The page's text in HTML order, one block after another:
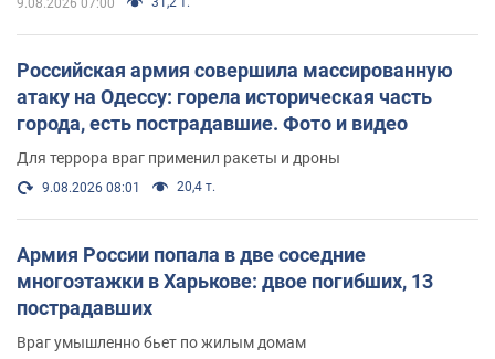
9.08.2026 07:00
Российская армия совершила массированную
атаку на Одессу: горела историческая часть
города, есть пострадавшие. Фото и видео
Для террора враг применил ракеты и дроны
9.08.2026 08:01 20,4 т.
Армия России попала в две соседние
многоэтажки в Харькове: двое погибших, 13
пострадавших
Враг умышленно бьет по жилым домам